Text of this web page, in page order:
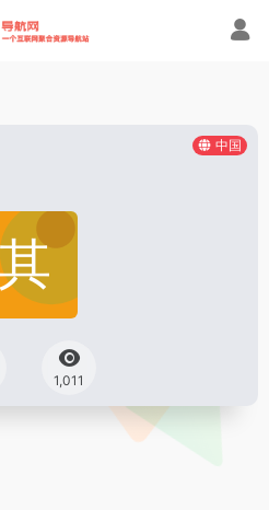
中国
1,011